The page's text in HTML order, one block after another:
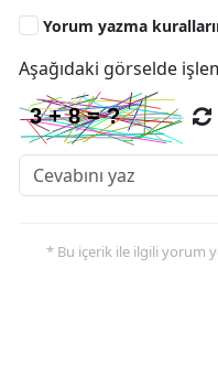
Yorum yazma
Aşağıdaki görselde
* Bu içerik ile ilgili yorum